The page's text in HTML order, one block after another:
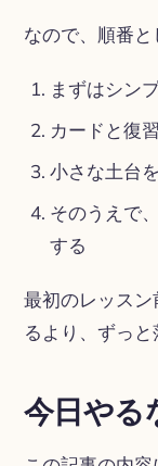
なので、順番と
まずはシン
カードと復
小さな土台
そのうえで
する
最初のレッス
るより、ずっと
今日やる